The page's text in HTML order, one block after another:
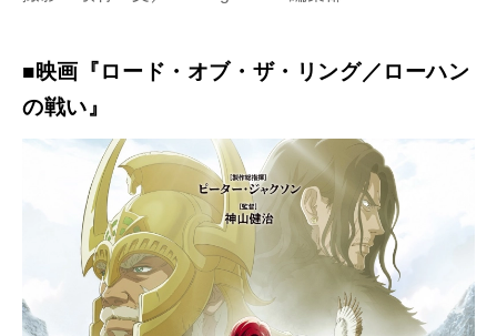
■映画『ロード・オブ・ザ・リング／ローハン
の戦い』